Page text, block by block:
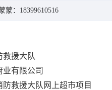
蒙：18399610516
救援大队
业有限公司
防救援大队网上超市项目